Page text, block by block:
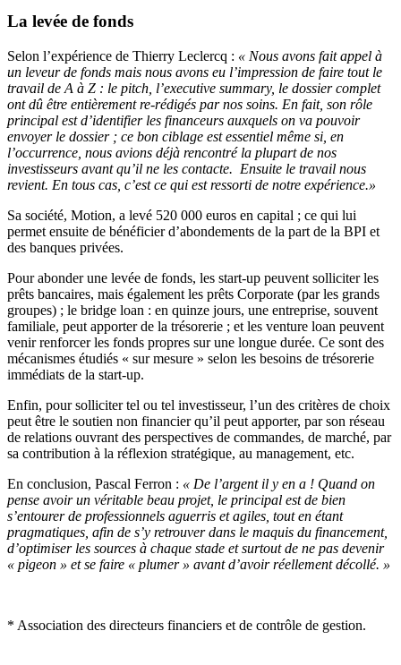
La levée de fonds
Selon l’expérience de Thierry Leclercq : « Nous avons fait appel à
un leveur de fonds mais nous avons eu l’impression de faire tout le
travail de A à Z : le pitch, l’executive summary, le dossier complet
ont dû être entièrement re-rédigés par nos soins. En fait, son rôle
principal est d’identifier les financeurs auxquels on va pouvoir
envoyer le dossier ; ce bon ciblage est essentiel même si, en
l’occurrence, nous avions déjà rencontré la plupart de nos
investisseurs avant qu’il ne les contacte. Ensuite le travail nous
revient. En tous cas, c’est ce qui est ressorti de notre expérience.»
Sa société, Motion, a levé 520 000 euros en capital ; ce qui lui
permet ensuite de bénéficier d’abondements de la part de la BPI et
des banques privées.
Pour abonder une levée de fonds, les start-up peuvent solliciter les
prêts bancaires, mais également les prêts Corporate (par les grands
groupes) ; le bridge loan : en quinze jours, une entreprise, souvent
familiale, peut apporter de la trésorerie ; et les venture loan peuvent
venir renforcer les fonds propres sur une longue durée. Ce sont des
mécanismes étudiés « sur mesure » selon les besoins de trésorerie
immédiats de la start-up.
Enfin, pour solliciter tel ou tel investisseur, l’un des critères de choix
peut être le soutien non financier qu’il peut apporter, par son réseau
de relations ouvrant des perspectives de commandes, de marché, par
sa contribution à la réflexion stratégique, au management, etc.
En conclusion, Pascal Ferron : « De l’argent il y en a ! Quand on
pense avoir un véritable beau projet, le principal est de bien
s’entourer de professionnels aguerris et agiles, tout en étant
pragmatiques, afin de s’y retrouver dans le maquis du financement,
d’optimiser les sources à chaque stade et surtout de ne pas devenir
« pigeon » et se faire « plumer » avant d’avoir réellement décollé. »
* Association des directeurs financiers et de contrôle de gestion.